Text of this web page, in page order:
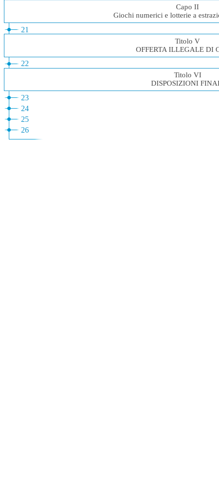
Capo II
Giochi numerici e lotterie a
21
Titolo V
OFFERTA ILLEGALE DI
22
Titolo VI
DISPOSIZIONI
23
24
25
26